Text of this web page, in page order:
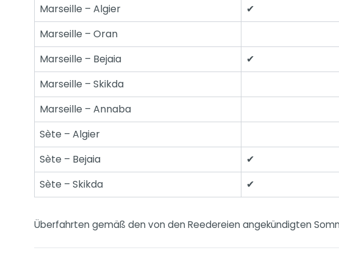
Marseille – Algier
✔
Marseille – Oran
Marseille – Bejaia
✔
Marseille – Skikda
Marseille – Annaba
Sète – Algier
Sète – Bejaia
✔
Sète – Skikda
✔
Überfahrten gemäß den von den Reedereien angekündigten